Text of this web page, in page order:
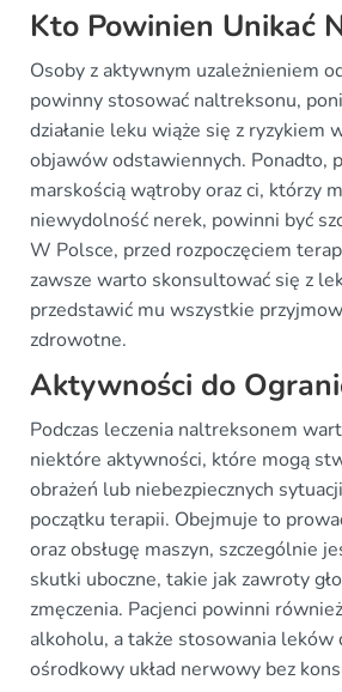
Kto Powinien Unikać
Osoby z aktywnym uzależnieniem
powinny stosować naltreksonu,
działanie leku wiąże się z ryzykiem
objawów odstawiennych. Ponadto,
marskością wątroby oraz ci, którzy
niewydolność nerek, powinni być
W Polsce, przed rozpoczęciem
zawsze warto skonsultować się z
przedstawić mu wszystkie
zdrowotne.
Aktywności do
Podczas leczenia naltreksonem
niektóre aktywności, które mogą
obrażeń lub niebezpiecznych
początku terapii. Obejmuje to
oraz obsługę maszyn, szczególnie
skutki uboczne, takie jak zawroty
zmęczenia. Pacjenci powinni
alkoholu, a także stosowania leków
ośrodkowy układ nerwowy bez